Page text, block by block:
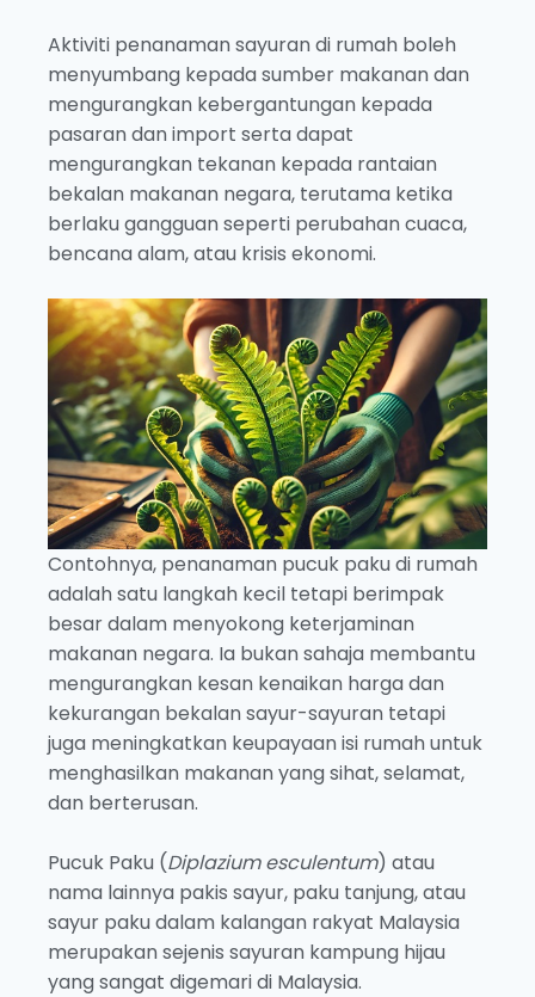
Aktiviti penanaman sayuran di rumah boleh
menyumbang kepada sumber makanan dan
mengurangkan kebergantungan kepada
pasaran dan import serta dapat
mengurangkan tekanan kepada rantaian
bekalan makanan negara, terutama ketika
berlaku gangguan seperti perubahan cuaca,
bencana alam, atau krisis ekonomi.
Contohnya, penanaman pucuk paku di rumah
adalah satu langkah kecil tetapi berimpak
besar dalam menyokong keterjaminan
makanan negara. Ia bukan sahaja membantu
mengurangkan kesan kenaikan harga dan
kekurangan bekalan sayur-sayuran tetapi
juga meningkatkan keupayaan isi rumah untuk
menghasilkan makanan yang sihat, selamat,
dan berterusan.
Pucuk Paku (Diplazium esculentum) atau
nama lainnya pakis sayur, paku tanjung, atau
sayur paku dalam kalangan rakyat Malaysia
merupakan sejenis sayuran kampung hijau
yang sangat digemari di Malaysia.